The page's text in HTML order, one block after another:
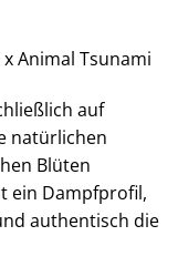
Animal Tsunami
auf
natürlichen
Blüten
ein Dampfprofil,
authentisch die